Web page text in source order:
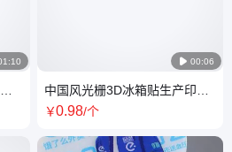
 00:06
中国风光栅3D冰箱贴生产印刷
厂家,光栅胶片 纸质冰 箱贴
￥0.98/个